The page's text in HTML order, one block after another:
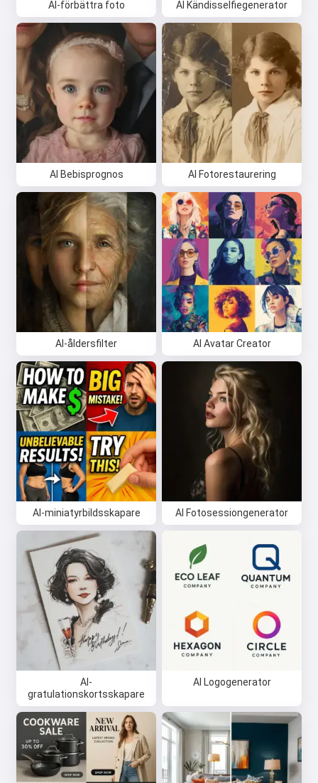
AI-förbättra foto AI Kändisselfiegenerator
AI Bebisprognos AI Fotorestaurering
AI-åldersfilter AI Avatar Creator
AI-miniatyrbildsskapare AI Fotosessiongenerator
AI-
gratulationskortsskapare
AI Logogenerator